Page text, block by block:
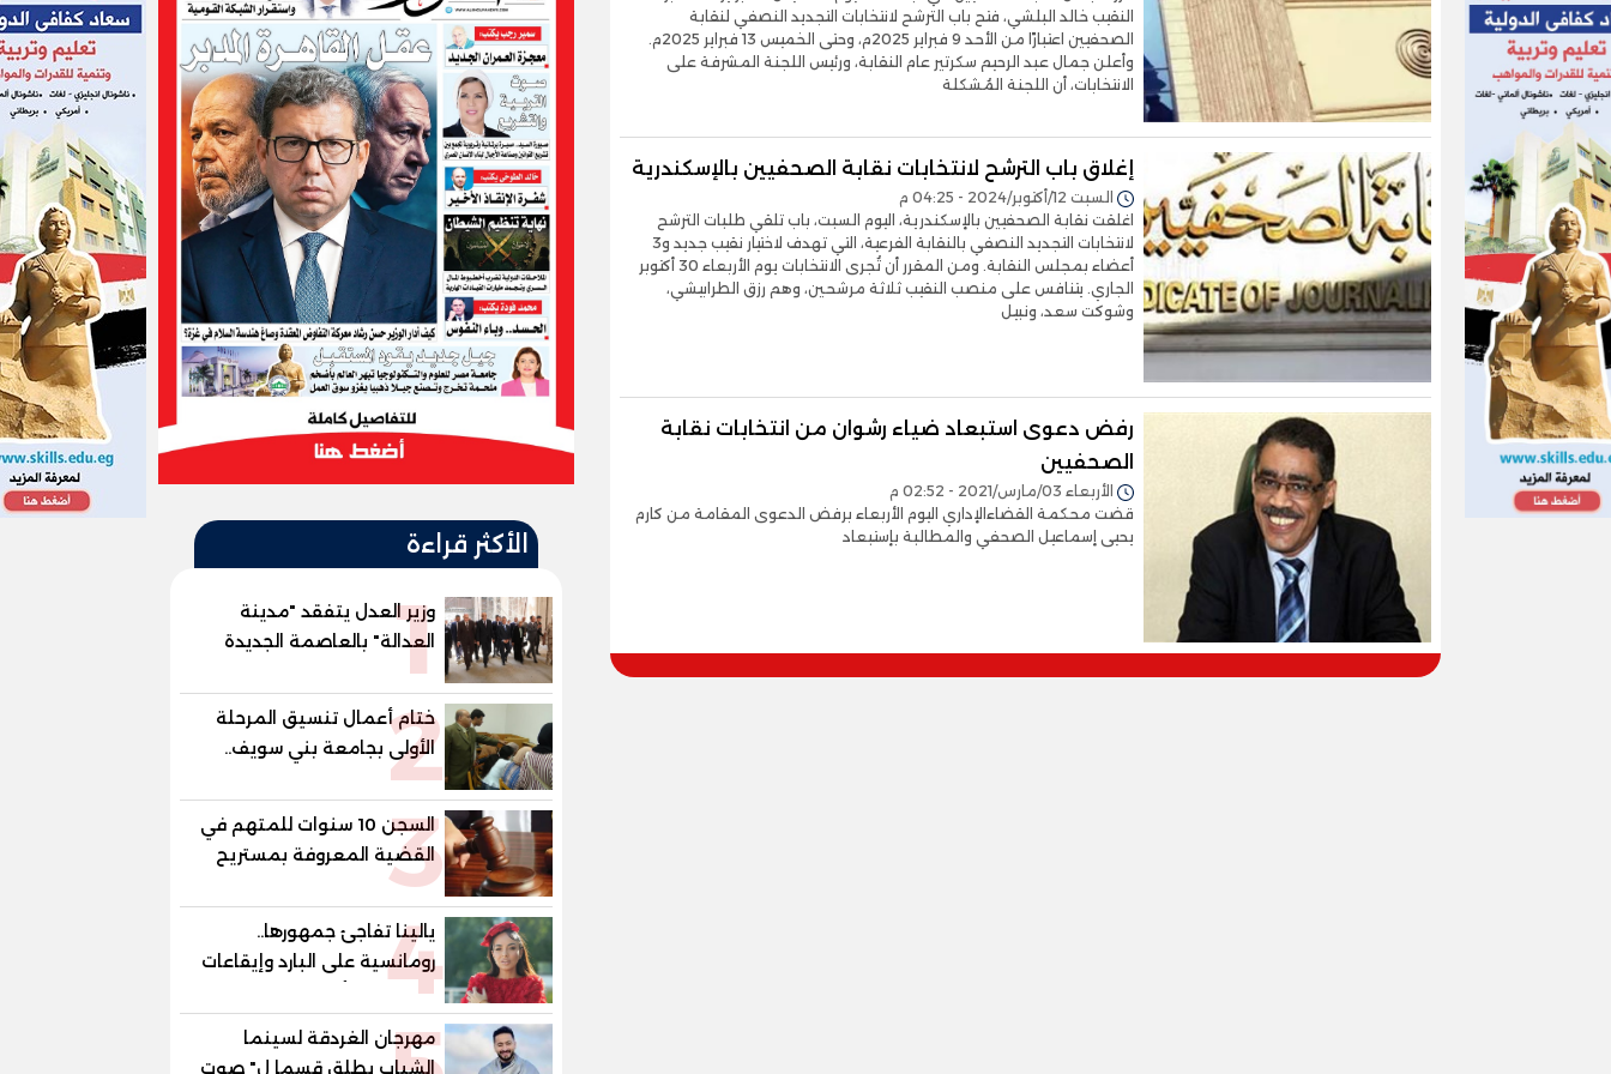
النقيب خالد البلشي، فتح باب الترشح لانتخابات التجديد النصفي لنقابة
الصحفيين اعتبارًا من الأحد 9 فبراير 2025م، وحتى الخميس 13 فبراير 2025م.
وأعلن جمال عبد الرحيم سكرتير عام النقابة، ورئيس اللجنة المشرفة على
الانتخابات، أن اللجنة المُشكلة
إغلاق باب الترشح لانتخابات نقابة الصحفيين بالإسكندرية
السبت 12/أكتوبر/2024 - 04:25 م
اغلقت نقابة الصحفيين بالإسكندرية، اليوم السبت، باب تلقي طلبات الترشح
لانتخابات التجديد النصفي بالنقابة الفرعية، التي تهدف لاختيار نقيب جديد و3
أعضاء بمجلس النقابة. ومن المقرر أن تُجرى الانتخابات يوم الأربعاء 30 أكتوبر
الجاري. يتنافس على منصب النقيب ثلاثة مرشحين، وهم رزق الطرابيشي،
وشوكت سعد، ونبيل
رفض دعوى استبعاد ضياء رشوان من انتخابات نقابة
الصحفيين
الأربعاء 03/مارس/2021 - 02:52 م
قضت محكمة القضاءالإداري اليوم الأربعاء برفض الدعوى المقامة من كارم
يحيى إسماعيل الصحفي والمطالبة بإستبعاد
الأكثر قراءة
1
وزير العدل يتفقد "مدينة
العدالة" بالعاصمة الجديدة
وبرفقته رئيسا هيئة قضايا
2
ختام أعمال تنسيق المرحلة
الأولى بجامعة بني سويف..
1148 طالبًا وطالبة سجلوا
3
السجن 10 سنوات للمتهم في
القضية المعروفة بمستريح
البيض
4
يالينا تفاجئ جمهورها..
رومانسية على البارد وإيقاعات
ساخنة في أحدث كليباتها
مهرجان الغردقة لسينما
الشباب يطلق قسما ل" صوت